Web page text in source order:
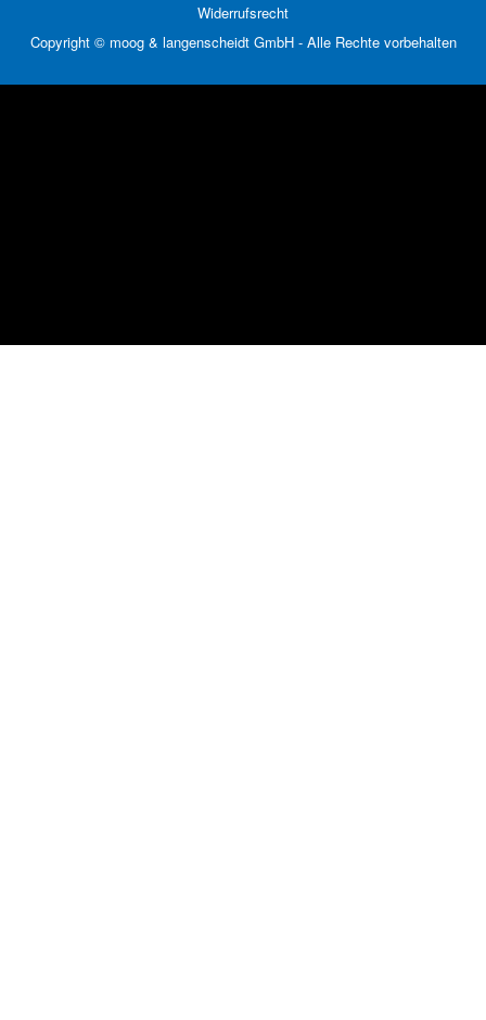
Widerrufsrecht
Copyright © moog & langenscheidt GmbH - Alle Rechte vorbehalten